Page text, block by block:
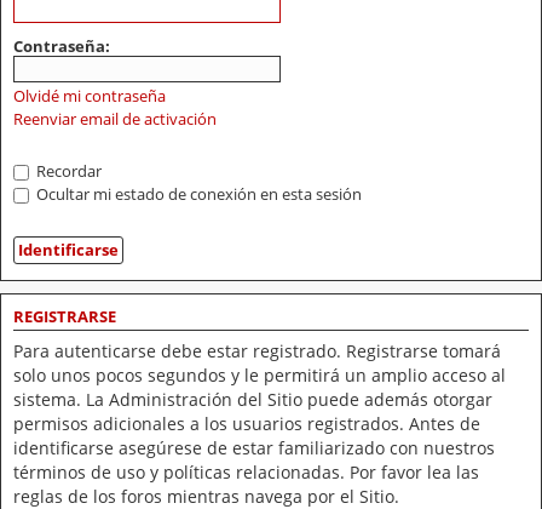
Contraseña:
Olvidé mi contraseña
Reenviar email de activación
Recordar
Ocultar mi estado de conexión en esta sesión
REGISTRARSE
Para autenticarse debe estar registrado. Registrarse tomará
solo unos pocos segundos y le permitirá un amplio acceso al
sistema. La Administración del Sitio puede además otorgar
permisos adicionales a los usuarios registrados. Antes de
identificarse asegúrese de estar familiarizado con nuestros
términos de uso y políticas relacionadas. Por favor lea las
reglas de los foros mientras navega por el Sitio.